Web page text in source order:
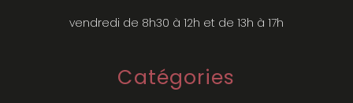
vendredi de 8h30 à 12h et de 13h à 17h
Catégories